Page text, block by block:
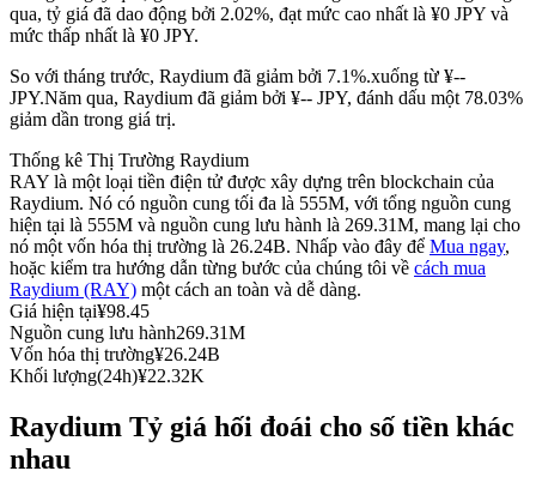
USDC Futures vĩnh cửu
Futures sử dụng USDC làm tài sản thế chấp
Sao chép Giao dịch
qua, tỷ giá đã dao động bởi 2.02%, đạt mức cao nhất là ¥0 JPY và
mức thấp nhất là ¥0 JPY.
So với tháng trước, Raydium đã giảm bởi 7.1%.xuống từ ¥--
JPY.Năm qua, Raydium đã giảm bởi ¥-- JPY, đánh dấu một 78.03%
giảm dần trong giá trị.
Thống kê Thị Trường Raydium
RAY là một loại tiền điện tử được xây dựng trên blockchain của
Raydium. Nó có nguồn cung tối đa là 555M, với tổng nguồn cung
hiện tại là 555M và nguồn cung lưu hành là 269.31M, mang lại cho
nó một vốn hóa thị trường là 26.24B. Nhấp vào đây để Mua ngay,
hoặc kiểm tra hướng dẫn từng bước của chúng tôi về cách mua
Raydium (RAY) một cách an toàn và dễ dàng.
Giá hiện tại¥98.45
Nguồn cung lưu hành269.31M
Vốn hóa thị trường¥26.24B
Khối lượng(24h)¥22.32K
Raydium Tỷ giá hối đoái cho số tiền khác
nhau